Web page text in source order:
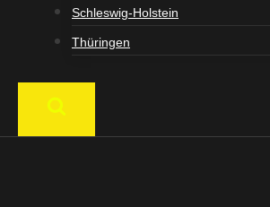
Schleswig-Holstein
Thüringen